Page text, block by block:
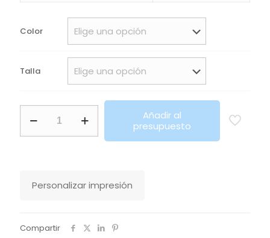
precios:
desde
5,40€
hasta
6,20€
Color
Talla
Para
Niño
cantidad
Añadir al
presupuesto
Personalizar impresión
Compartir